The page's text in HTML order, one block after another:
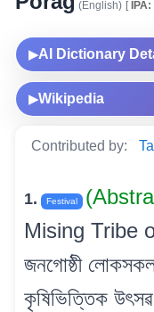
(English) [IPA:
▶AI Dictionary
▶Wikipedia
Contributed by:
1. Festival
Mising Tribe
জনগোষ্ঠী
কৃষিভিত্তিক